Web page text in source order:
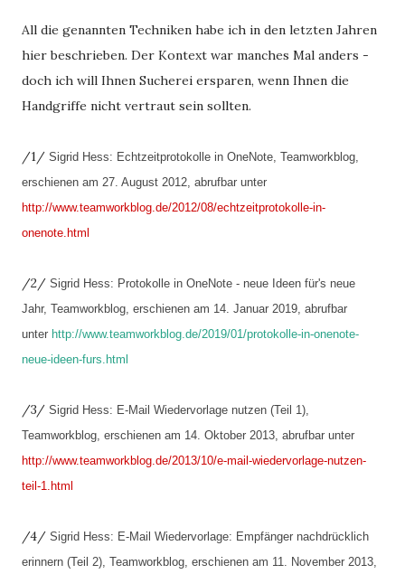
All die genannten Techniken habe ich in den letzten Jahren
hier beschrieben. Der Kontext war manches Mal anders -
doch ich will Ihnen Sucherei ersparen, wenn Ihnen die
Handgriffe nicht vertraut sein sollten.
/1/ Sigrid Hess: Echtzeitprotokolle in OneNote, Teamworkblog,
erschienen am 27. August 2012, abrufbar unter
http://www.teamworkblog.de/2012/08/echtzeitprotokolle-in-
onenote.html
/2/ Sigrid Hess: Protokolle in OneNote - neue Ideen für's neue
Jahr, Teamworkblog, erschienen am 14. Januar 2019, abrufbar
unter http://www.teamworkblog.de/2019/01/protokolle-in-onenote-
neue-ideen-furs.html
/3/ Sigrid Hess: E-Mail Wiedervorlage nutzen (Teil 1),
Teamworkblog, erschienen am 14. Oktober 2013, abrufbar unter
http://www.teamworkblog.de/2013/10/e-mail-wiedervorlage-nutzen-
teil-1.html
/4/ Sigrid Hess: E-Mail Wiedervorlage: Empfänger nachdrücklich
erinnern (Teil 2), Teamworkblog, erschienen am 11. November 2013,